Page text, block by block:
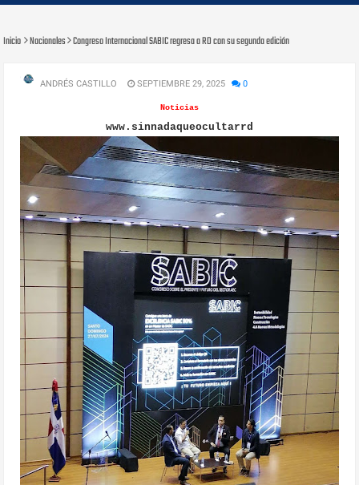
Inicio Nacionales Congreso Internacional SABIC regresa a RD con su segunda edición
ANDRÉS CASTILLO SEPTIEMBRE 29, 2025 0
Noticias
www.sinnadaqueocultarrd